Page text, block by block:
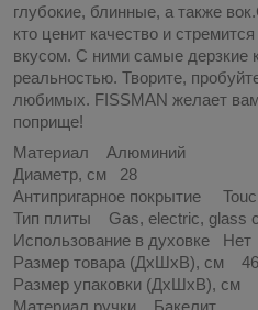
глубокие, блинные, а также
кто ценит качество и
вкусом. С ними самые дерзкие
реальностью. Творите,
любимых. FISSMAN желает
поприще!
Материал Алюминий
Диаметр, см 28
Антипригарное покрытие
Тип плиты Gas, electric, glass
Использование в духовке Нет
Размер товара (ДхШхВ), см
Размер упаковки (ДхШхВ), см
Материал ручки Бакелит